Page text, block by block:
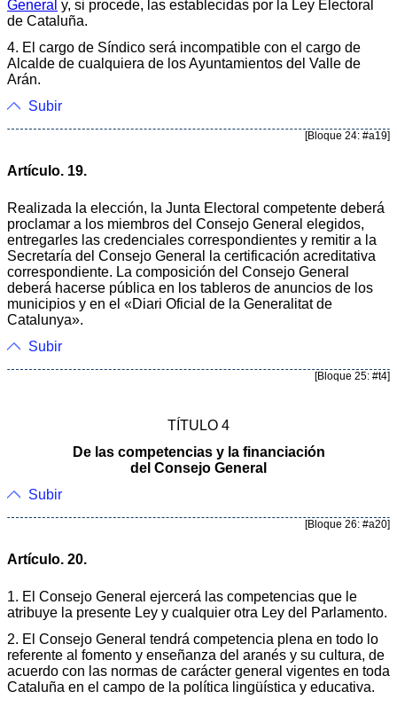
General y, si procede, las establecidas por la Ley Electoral
de Cataluña.
4. El cargo de Síndico será incompatible con el cargo de
Alcalde de cualquiera de los Ayuntamientos del Valle de
Arán.
Subir
[Bloque 24: #a19]
Artículo. 19.
Realizada la elección, la Junta Electoral competente deberá
proclamar a los miembros del Consejo General elegidos,
entregarles las credenciales correspondientes y remitir a la
Secretaría del Consejo General la certificación acreditativa
correspondiente. La composición del Consejo General
deberá hacerse pública en los tableros de anuncios de los
municipios y en el «Diari Oficial de la Generalitat de
Catalunya».
Subir
[Bloque 25: #t4]
TÍTULO 4
De las competencias y la financiación
del Consejo General
Subir
[Bloque 26: #a20]
Artículo. 20.
1. El Consejo General ejercerá las competencias que le
atribuye la presente Ley y cualquier otra Ley del Parlamento.
2. El Consejo General tendrá competencia plena en todo lo
referente al fomento y enseñanza del aranés y su cultura, de
acuerdo con las normas de carácter general vigentes en toda
Cataluña en el campo de la política lingüística y educativa.